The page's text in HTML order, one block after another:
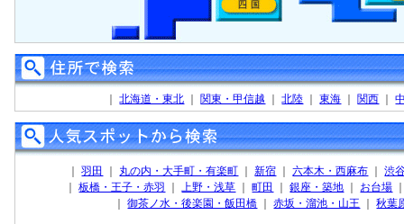
｜北海道・東北 関東・甲信越 ｜北陸 ｜東海 関西 ｜
｜羽田 丸の内・大手町・有楽町 ｜新宿 ｜六本木・西麻布 ｜渋
｜板橋・王子・赤羽 ｜上野・浅草 ｜町田 ｜銀座・築地 お台場
｜御茶ノ水・後楽園・飯田橋 ｜赤坂・溜池・山王 ｜秋葉